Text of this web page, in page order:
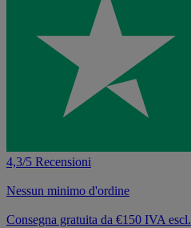
4,3/5 Recensioni
Nessun minimo d'ordine
Consegna gratuita da €150 IVA escl.